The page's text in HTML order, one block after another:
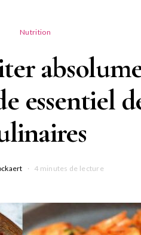
Nutrition
essentiel
4 minutes de lecture